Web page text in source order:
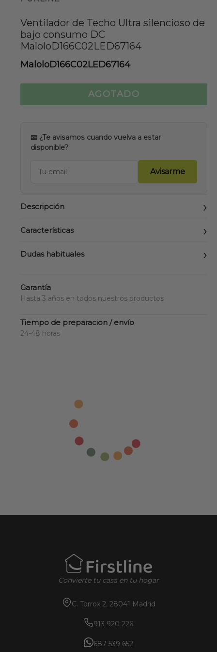
Ventilador de Techo Ultra silencioso de
bajo consumo DC
MaloloD166C02LED67164
MaloloD166C02LED67164
AGOTADO
📧 ¿Te avisamos cuando vuelva a estar
disponible?
Avisarme
Descripción
Características
Dudas habituales
Garantía
Hasta 3 años en todos nuestros productos
Tiempo de preparacion / envío
24-48 horas
Convierte tu casa en tu hogar
C. Torrox 2, 28041 Madrid
913 920 226
687 539 652